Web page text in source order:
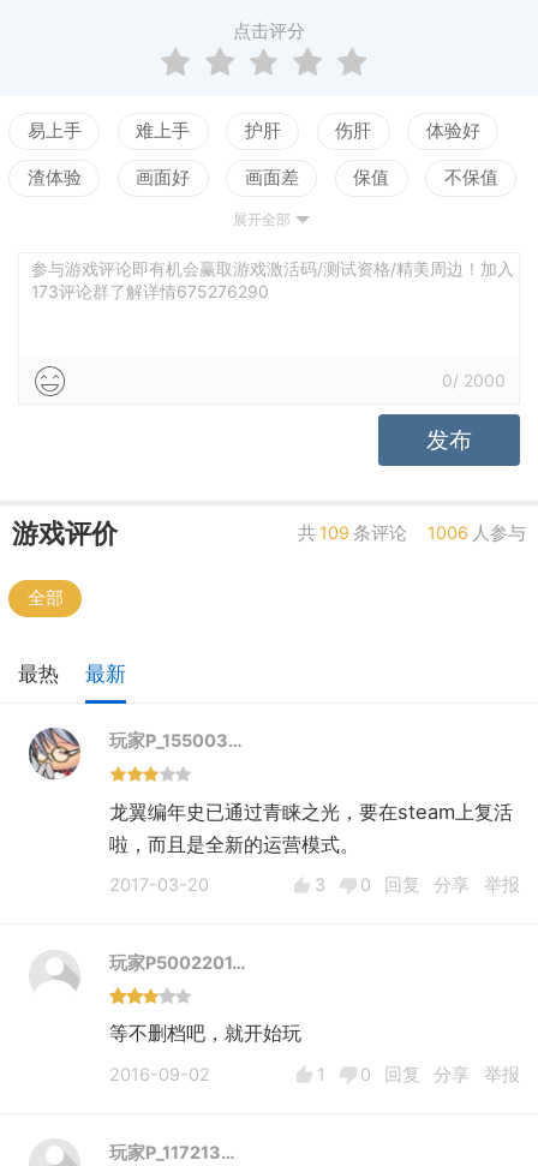
点击评分
易上手 难上手 护肝 伤肝 体验好
渣体验 画面好 画面差 保值 不保值
测试
展开全部
参与游戏评论即有机会赢取游戏激活码/测试资格/精美周边！加入
173评论群了解详情675276290
0/ 2000
发布
游戏评价 共 109 条评论 1006 人参与
全部
最热 最新
玩家P_155003…
龙翼编年史已通过青睐之光，要在steam上复活
啦，而且是全新的运营模式。
2017-03-20 3 0 回复 分享 举报
玩家P5002201…
等不删档吧，就开始玩
2016-09-02 1 0 回复 分享 举报
玩家P_117213…